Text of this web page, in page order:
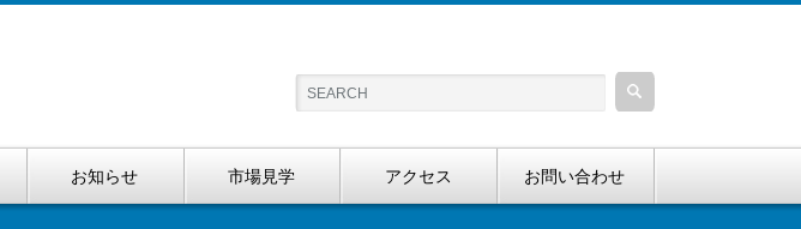
お知らせ 市場見学 アクセス お問い合わせ